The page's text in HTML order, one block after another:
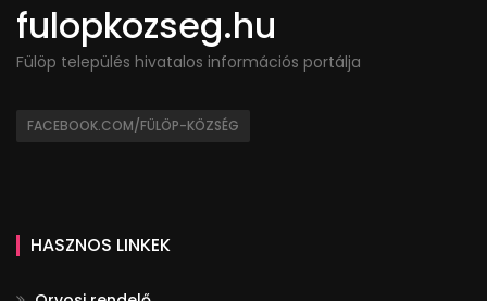
fulopkozseg.hu
Fülöp település hivatalos információs portálja
FACEBOOK.COM/FÜLÖP-KÖZSÉG
HASZNOS LINKEK